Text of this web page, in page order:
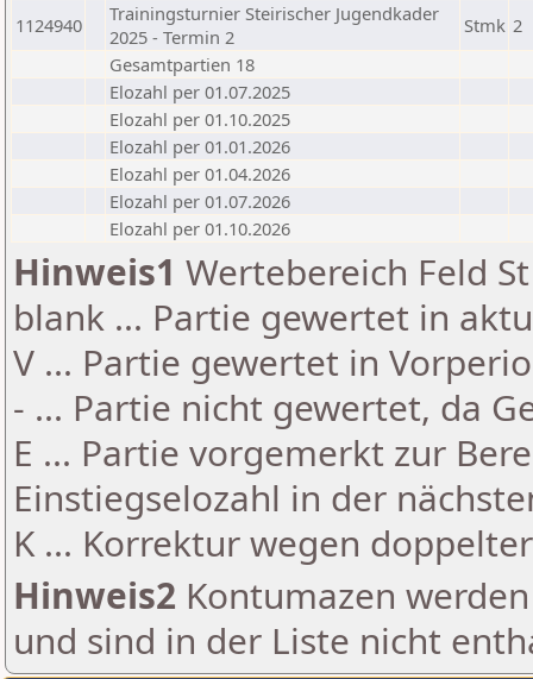
1124940
Trainingsturnier Steirischer Jugendkader
2025 - Termin 2
Stmk 2
Gesamtpartien 18
Elozahl per 01.07.2025
Elozahl per 01.10.2025
Elozahl per 01.01.2026
Elozahl per 01.04.2026
Elozahl per 01.07.2026
Elozahl per 01.10.2026
Hinweis1 Wertebereich Feld
blank ... Partie gewertet in
V ... Partie gewertet in
- ... Partie nicht gewertet, da
E ... Partie vorgemerkt zur
Einstiegselozahl in der
K ... Korrektur wegen
Hinweis2 Kontumazen
und sind in der Liste nicht